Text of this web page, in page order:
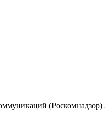
(Роскомнадзор)